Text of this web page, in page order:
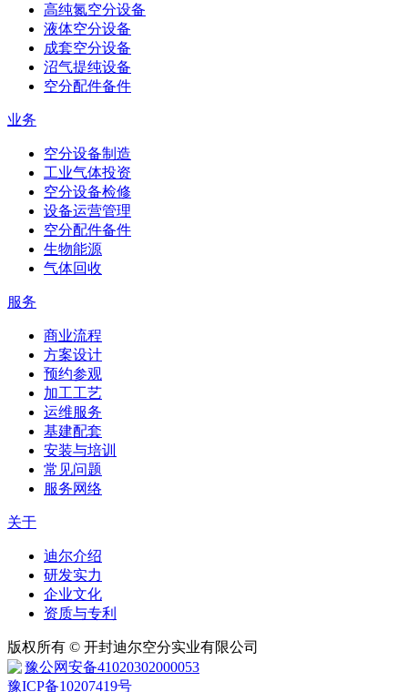
高纯氮空分设备
液体空分设备
成套空分设备
沼气提纯设备
空分配件备件
业务
空分设备制造
工业气体投资
空分设备检修
设备运营管理
空分配件备件
生物能源
气体回收
服务
商业流程
方案设计
预约参观
加工工艺
运维服务
基建配套
安装与培训
常见问题
服务网络
关于
迪尔介绍
研发实力
企业文化
资质与专利
版权所有 © 开封迪尔空分实业有限公司
豫公网安备41020302000053
豫ICP备10207419号